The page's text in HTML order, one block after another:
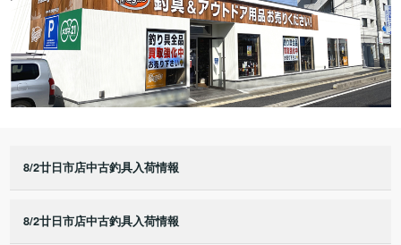
8/2廿日市店中古釣具入荷情報
8/2廿日市店中古釣具入荷情報